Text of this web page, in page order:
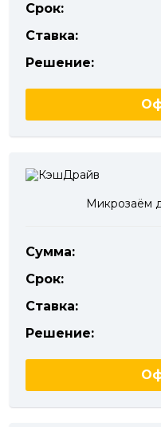
Срок:
Ставка:
Решение:
Микрозаём
Сумма:
Срок:
Ставка:
Решение: